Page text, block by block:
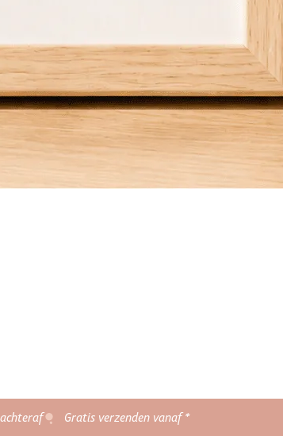
Gratis verzenden vanaf *